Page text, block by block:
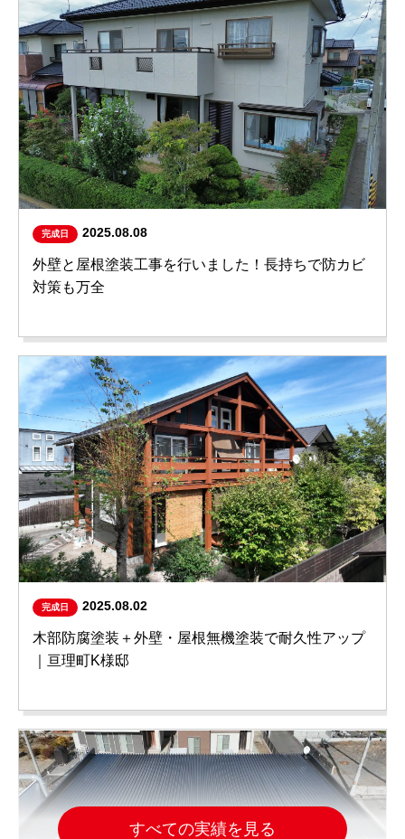
完成日 2025.08.08
外壁と屋根塗装工事を行いました！長持ちで防カビ
対策も万全
完成日 2025.08.02
木部防腐塗装＋外壁・屋根無機塗装で耐久性アップ
｜亘理町K様邸
すべての実績を見る